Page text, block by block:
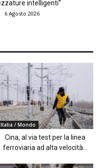
intelligenti”
6 Agosto 2026
Italia / Mondo
Cina, al via test per la linea
ferroviaria ad alta velocità...